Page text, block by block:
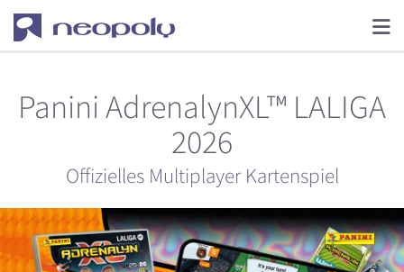
Panini AdrenalynXL™ LALIGA
2026
Offizielles Multiplayer Kartenspiel